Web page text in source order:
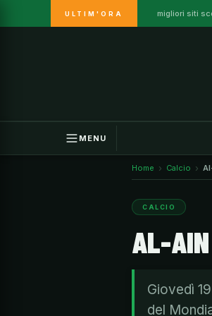
ULTIM'ORA migliori siti
MENU
Home Calcio
CALCIO
AL-AIN
Giovedì
del